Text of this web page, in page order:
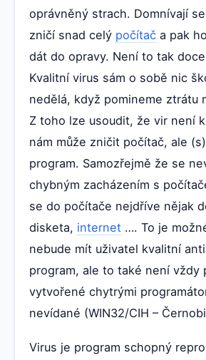
oprávněný strach. Domnívají
zničí snad celý počítač a pak
dát do opravy. Není to tak
Kvalitní virus sám o sobě nic
nedělá, když pomineme ztrátu
Z toho lze usoudit, že vir není
nám může zničit počítač, ale
program. Samozřejmě že se
chybným zacházením s
se do počítače nejdříve nějak
disketa, internet …. To je
nebude mít uživatel kvalitní
program, ale to také není vždy
vytvořené chytrými
nevídané (WIN32/CIH –
Virus je program schopný